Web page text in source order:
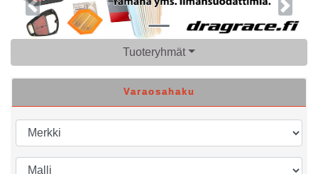
Previous Next
Tuoteryhmät
Varaosahaku